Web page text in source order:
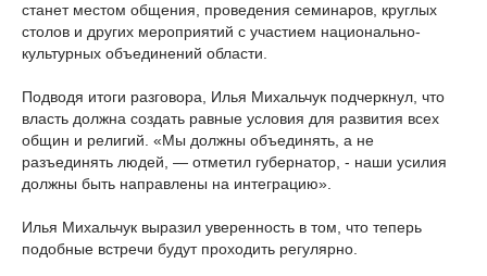
станет местом общения, проведения семинаров, круглых
столов и других мероприятий с участием национально-
культурных объединений области.
Подводя итоги разговора, Илья Михальчук подчеркнул, что
власть должна создать равные условия для развития всех
общин и религий. «Мы должны объединять, а не
разъединять людей, — отметил губернатор, - наши усилия
должны быть направлены на интеграцию».
Илья Михальчук выразил уверенность в том, что теперь
подобные встречи будут проходить регулярно.